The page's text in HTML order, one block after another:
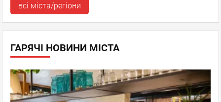
всі міста/регіони
ГАРЯЧІ НОВИНИ МІСТА